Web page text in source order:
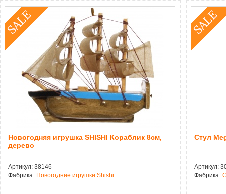
Новогодняя игрушка SHISHI Кораблик 8см,
дерево
Артикул: 38146
Фабрика: Новогодние игрушки Shishi
Стул
Артикул:
Фабрика: